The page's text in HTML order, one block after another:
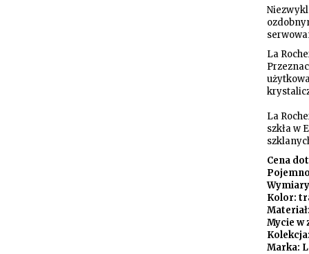
La
La
szkła w
Cena
Kolor:
Mycie w
Marka: